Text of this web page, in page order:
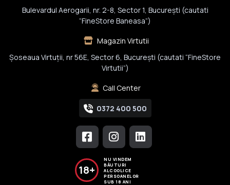
Bulevardul Aerogarii, nr. 2-8, Sector 1, Bucureşti (cautati
“FineStore Baneasa”)
Magazin Virtutii
Șoseaua Virtuții, nr 56E, Sector 6, București (cautati “FineStore
Virtutii”)
Call Center
0372 400 500
18+
NU VINDEM
BĂUTURI
ALCOOLICE
PERSOANELOR
SUB 18 ANI